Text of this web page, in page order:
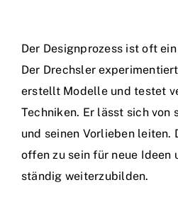
Der Designprozess ist oft
Der Drechsler
erstellt Modelle und testet
Techniken. Er lässt sich von
und seinen Vorlieben leiten.
offen zu sein für neue Ideen
ständig weiterzubilden.